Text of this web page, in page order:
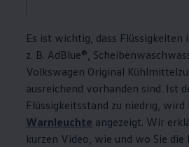
Es ist wichtig, dass Flüssigkeiten
z. B. AdBlue®,
Volkswagen Original
ausreichend vorhanden sind. Ist
Flüssigkeitsstand zu niedrig, wird
Warnleuchte angezeigt. Wir
kurzen Video, wie und wo Sie die